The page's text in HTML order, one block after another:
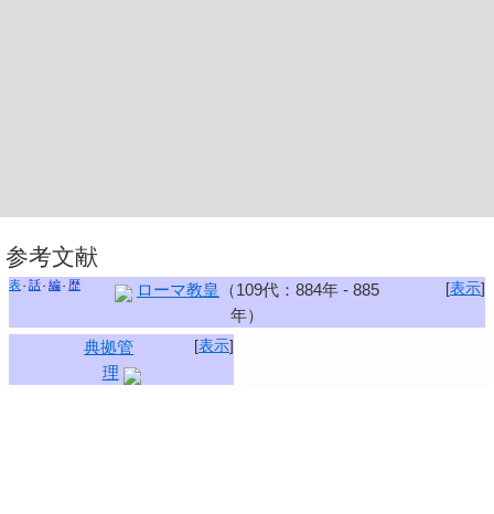
参考文献
[表示]
表 話 編 歴 ローマ教皇
（109代：884年 - 885
年）
[表示]
典拠管
理